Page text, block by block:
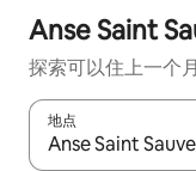
Anse Saint
探索可以住上一个
地点
如有搜索结果，请